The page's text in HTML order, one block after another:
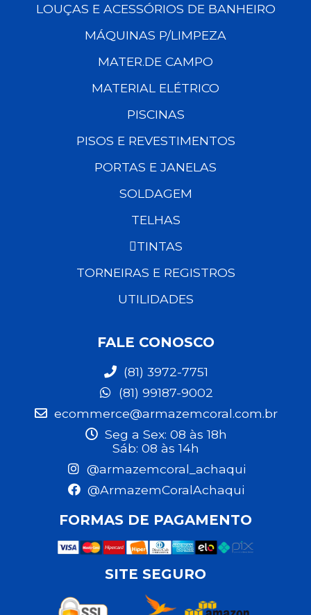
LOUÇAS E ACESSÓRIOS DE BANHEIRO
MÁQUINAS P/LIMPEZA
MATER.DE CAMPO
MATERIAL ELÉTRICO
PISCINAS
PISOS E REVESTIMENTOS
PORTAS E JANELAS
SOLDAGEM
TELHAS
TINTAS
TORNEIRAS E REGISTROS
UTILIDADES
FALE CONOSCO
(81) 3972-7751
(81) 99187-9002
ecommerce@armazemcoral.com.br
Seg a Sex: 08 às 18h
Sáb: 08 às 14h
@armazemcoral_achaqui
@ArmazemCoralAchaqui
FORMAS DE PAGAMENTO
SITE SEGURO